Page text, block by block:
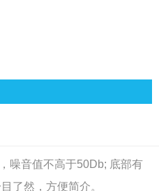
噪音值不高于50Db; 底部有
了然，方便简介。